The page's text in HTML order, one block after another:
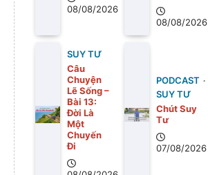
08/08/2026
08/08/2026
SUY TƯ
Câu
Chuyện
Lẽ Sống –
Bài 13:
Ðời Là
Một
Chuyến
Ði
PODCAST
SUY TƯ
Chút Suy
Tư
07/08/2026